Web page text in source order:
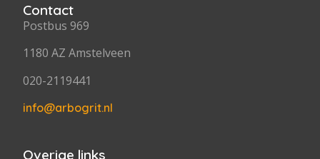
Contact
Postbus 969
1180 AZ Amstelveen
020-2119441
info@arbogrit.nl
Overige links